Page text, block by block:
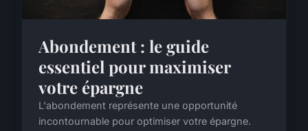
Abondement : le guide
essentiel pour maximiser
votre épargne
L'abondement représente une opportunité
incontournable pour optimiser votre épargne.